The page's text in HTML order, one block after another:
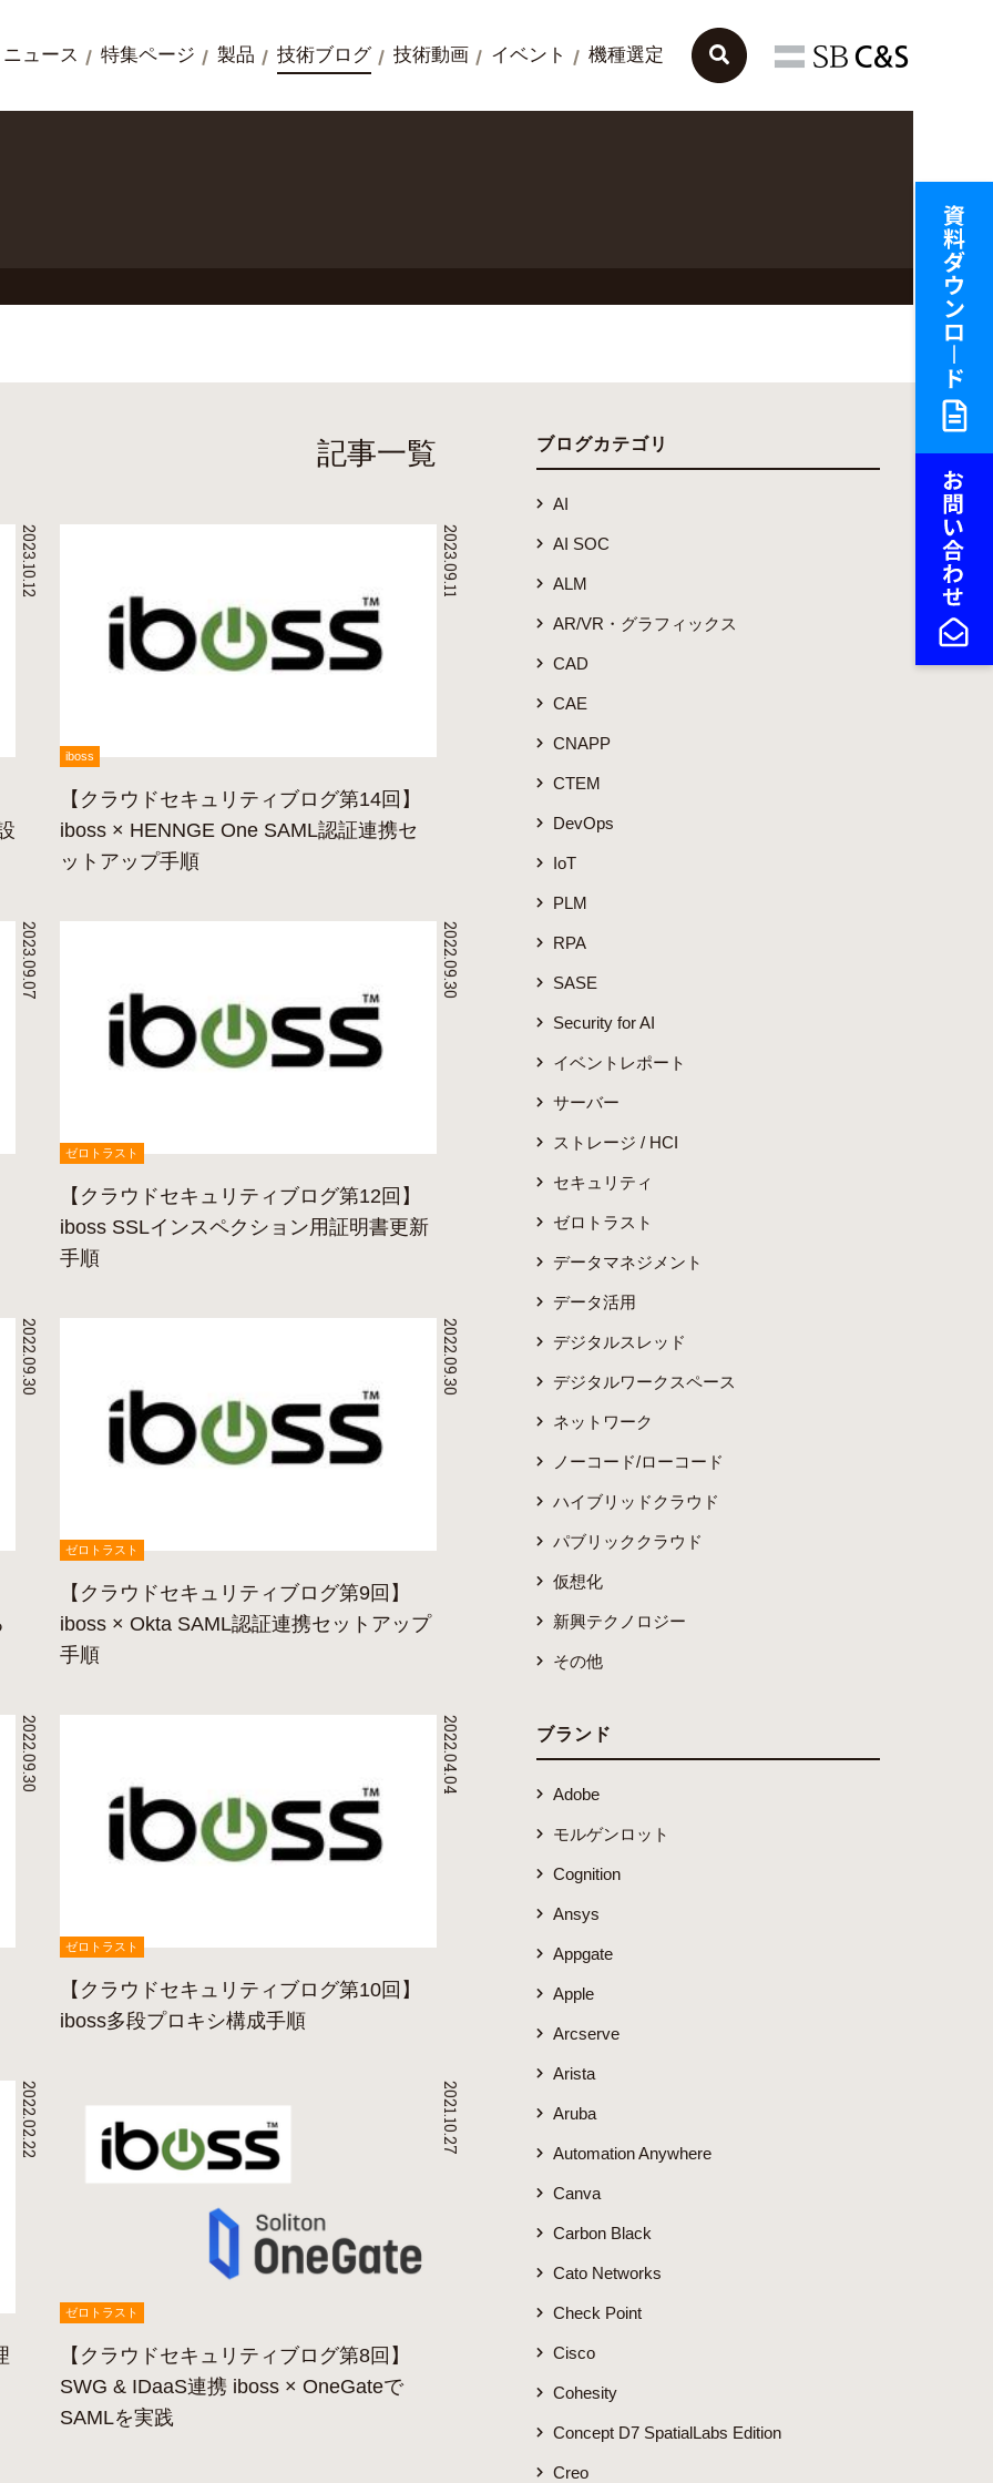
ニュース 特集ページ 製品 技術ブログ 技術動画 イベント 機種選定
記事一覧
2023.10.12 2023.09.11
iboss
【クラウドセキュリティブログ第14回】
iboss × HENNGE One SAML認証連携セ
ットアップ手順
2023.09.07 2022.09.30
ゼロトラスト
【クラウドセキュリティブログ第12回】
iboss SSLインスペクション用証明書更新
手順
2022.09.30 2022.09.30
ゼロトラスト
【クラウドセキュリティブログ第9回】
iboss × Okta SAML認証連携セットアップ
手順
2022.09.30 2022.04.04
ゼロトラスト
【クラウドセキュリティブログ第10回】
iboss多段プロキシ構成手順
2022.02.22 2021.10.27
ゼロトラスト
【クラウドセキュリティブログ第8回】
SWG & IDaaS連携 iboss × OneGateで
SAMLを実践
ブログカテゴリ
AI
AI SOC
ALM
AR/VR・グラフィックス
CAD
CAE
CNAPP
CTEM
DevOps
IoT
PLM
RPA
SASE
Security for AI
イベントレポート
サーバー
ストレージ / HCI
セキュリティ
ゼロトラスト
データマネジメント
データ活用
デジタルスレッド
デジタルワークスペース
ネットワーク
ノーコード/ローコード
ハイブリッドクラウド
パブリッククラウド
仮想化
新興テクノロジー
その他
ブランド
Adobe
モルゲンロット
Cognition
Ansys
Appgate
Apple
Arcserve
Arista
Aruba
Automation Anywhere
Canva
Carbon Black
Cato Networks
Check Point
Cisco
Cohesity
Concept D7 SpatialLabs Edition
Creo